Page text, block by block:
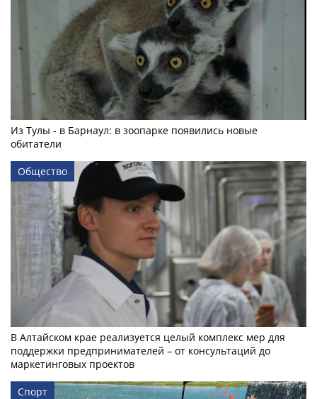
Из Тулы - в Барнаул: в зоопарке появились новые
обитатели
Общество
В Алтайском крае реализуется целый комплекс мер для
поддержки предпринимателей – от консультаций до
маркетинговых проектов
Спорт